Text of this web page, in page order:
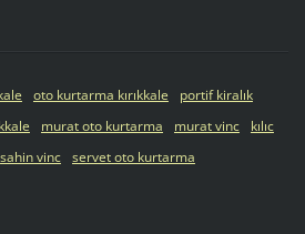
oto kurtarma kırıkkale
portif kiralık
murat oto kurtarma murat vinc
kılıc
sahin vinc servet oto kurtarma